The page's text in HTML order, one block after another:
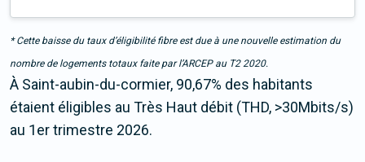
* Cette baisse du taux d’éligibilité fibre est due à une nouvelle estimation du
nombre de logements totaux faite par l’ARCEP au T2 2020.
À Saint-aubin-du-cormier, 90,67% des habitants
étaient éligibles au Très Haut débit (THD, >30Mbits/s)
au 1er trimestre 2026.